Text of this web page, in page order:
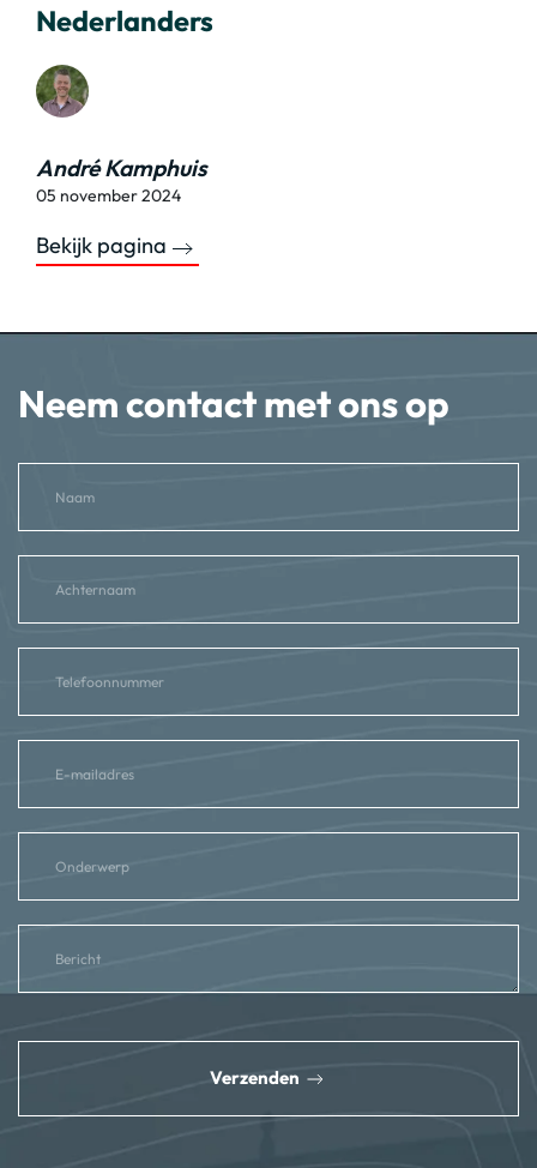
Nederlanders
André Kamphuis
05 november 2024
Bekijk pagina
Neem contact met ons op
Verzenden